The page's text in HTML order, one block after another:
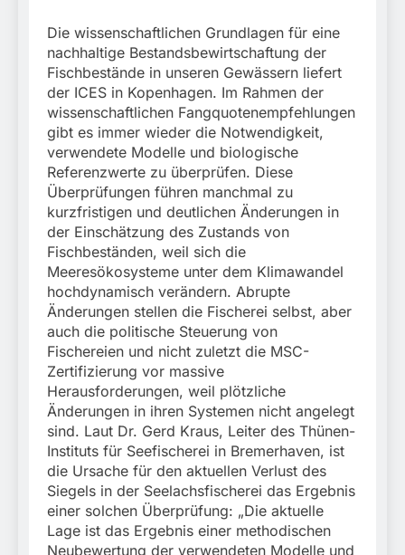
Die wissenschaftlichen Grundlagen für eine
nachhaltige Bestandsbewirtschaftung der
Fischbestände in unseren Gewässern liefert
der ICES in Kopenhagen. Im Rahmen der
wissenschaftlichen Fangquotenempfehlungen
gibt es immer wieder die Notwendigkeit,
verwendete Modelle und biologische
Referenzwerte zu überprüfen. Diese
Überprüfungen führen manchmal zu
kurzfristigen und deutlichen Änderungen in
der Einschätzung des Zustands von
Fischbeständen, weil sich die
Meeresökosysteme unter dem Klimawandel
hochdynamisch verändern. Abrupte
Änderungen stellen die Fischerei selbst, aber
auch die politische Steuerung von
Fischereien und nicht zuletzt die MSC-
Zertifizierung vor massive
Herausforderungen, weil plötzliche
Änderungen in ihren Systemen nicht angelegt
sind. Laut Dr. Gerd Kraus, Leiter des Thünen-
Instituts für Seefischerei in Bremerhaven, ist
die Ursache für den aktuellen Verlust des
Siegels in der Seelachsfischerei das Ergebnis
einer solchen Überprüfung: „Die aktuelle
Lage ist das Ergebnis einer methodischen
Neubewertung der verwendeten Modelle und